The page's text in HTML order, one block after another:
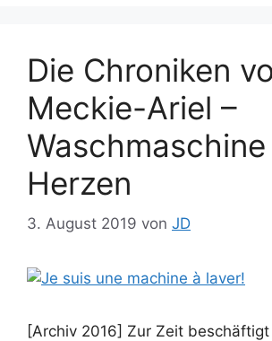
Die Chroniken
Meckie-Ariel –
Herzen
3. August 2019 von JD
[Archiv 2016] Zur Zeit